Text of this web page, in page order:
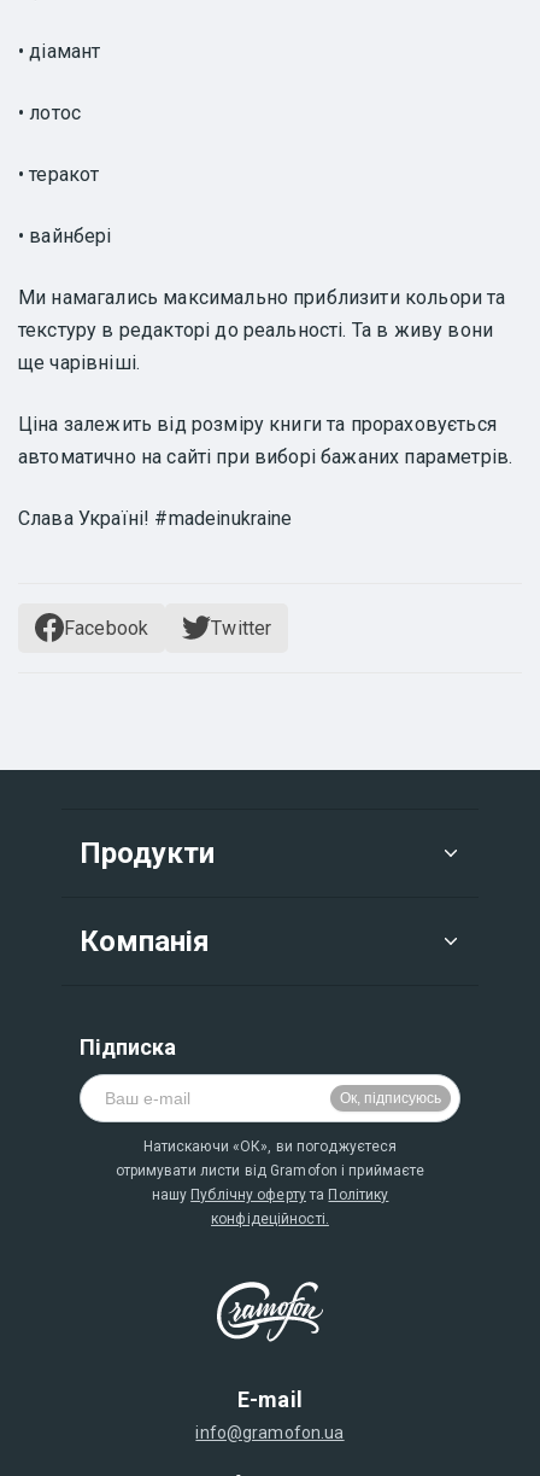
• діамант
• лотос
• теракот
• вайнбері
Ми намагались максимально приблизити кольори та
текстуру в редакторі до реальності. Та в живу вони
ще чарівніші.
Ціна залежить від розміру книги та прораховується
автоматично на сайті при виборі бажаних параметрів.
Слава Україні! #madeinukraine
Facebook Twitter
E-mail
info@gramofon.ua
Продукти
Компанія
Підписка
Натискаючи «ОК», ви погоджуєтеся
отримувати листи від Gramofon і приймаєте
нашу Публічну офертута Політику
конфідеційності.